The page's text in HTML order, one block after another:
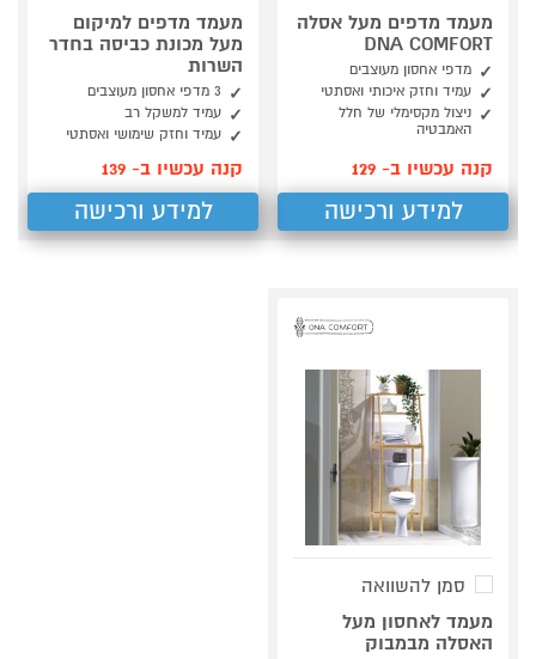
מעמד מדפים מעל אסלה
DNA COMFORT
מדפי אחסון מעוצבים
עמיד וחזק איכותי ואסתטי
ניצול מקסימלי של חלל
האמבטיה
קנה עכשיו ב- 129
למידע ורכישה
מעמד מדפים למיקום
מעל מכונת כביסה בחדר
השרות
3 מדפי אחסון מעוצבים
עמיד למשקל רב
עמיד וחזק שימושי ואסתטי
קנה עכשיו ב- 139
למידע ורכישה
סמן להשוואה
מעמד לאחסון מעל
האסלה מבמבוק